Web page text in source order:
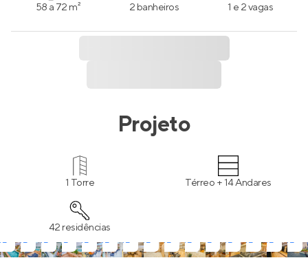
58 a 72 m² 2 banheiros 1 e 2 vagas
Projeto
1 Torre Térreo + 14 Andares
42 residências